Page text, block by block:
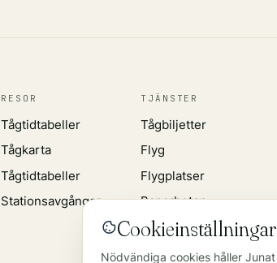
RESOR
Tågtidtabeller
Tågkarta
Tågtidtabeller
Stationsavgångar
TJÄNSTER
Tågbiljetter
Flyg
Flygplatser
Banarbeten
Nödvändiga cookies håller